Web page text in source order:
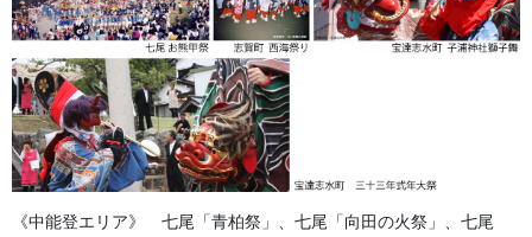
H25-13 千早（上衣）ポリエステル
H51-03 白衣（中衣）ハイソフィー/ポリエステル
《中能登エリア》 七尾「青柏祭」、七尾「向田の火祭」、七尾